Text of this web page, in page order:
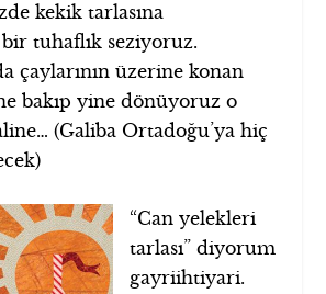
kekik tarlasına
tuhaflık seziyoruz.
çaylarının üzerine konan
bakıp yine dönüyoruz o
(Galiba Ortadoğu’ya hiç
“Can yelekleri
tarlası” diyorum
gayriihtiyari.